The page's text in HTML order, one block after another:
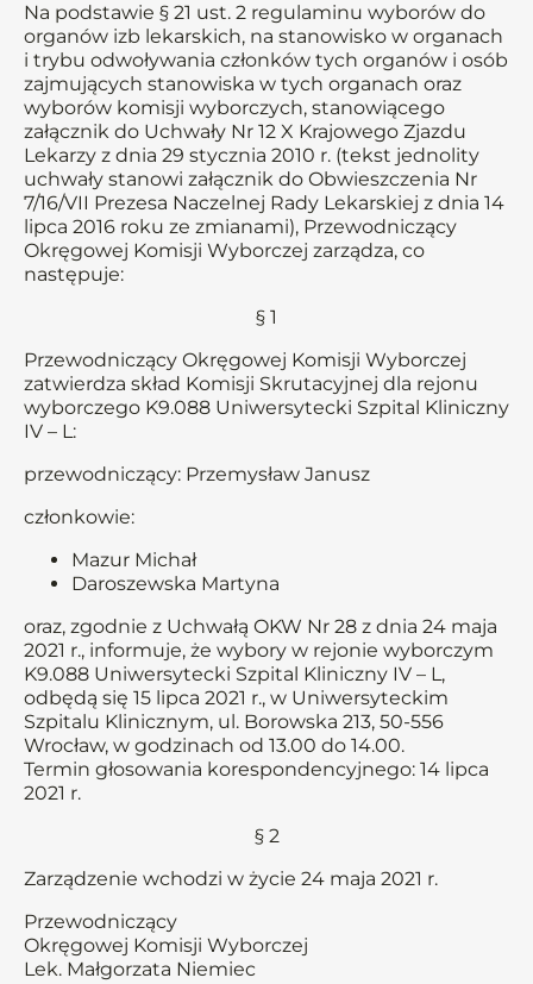
Na podstawie § 21 ust. 2 regulaminu wyborów do
organów izb lekarskich, na stanowisko w organach
i trybu odwoływania członków tych organów i osób
zajmujących stanowiska w tych organach oraz
wyborów komisji wyborczych, stanowiącego
załącznik do Uchwały Nr 12 X Krajowego Zjazdu
Lekarzy z dnia 29 stycznia 2010 r. (tekst jednolity
uchwały stanowi załącznik do Obwieszczenia Nr
7/16/VII Prezesa Naczelnej Rady Lekarskiej z dnia 14
lipca 2016 roku ze zmianami), Przewodniczący
Okręgowej Komisji Wyborczej zarządza, co
następuje:
§ 1
Przewodniczący Okręgowej Komisji Wyborczej
zatwierdza skład Komisji Skrutacyjnej dla rejonu
wyborczego K9.088 Uniwersytecki Szpital Kliniczny
IV – L:
przewodniczący: Przemysław Janusz
członkowie:
Mazur Michał
Daroszewska Martyna
oraz, zgodnie z Uchwałą OKW Nr 28 z dnia 24 maja
2021 r., informuje, że wybory w rejonie wyborczym
K9.088 Uniwersytecki Szpital Kliniczny IV – L,
odbędą się 15 lipca 2021 r., w Uniwersyteckim
Szpitalu Klinicznym, ul. Borowska 213, 50-556
Wrocław, w godzinach od 13.00 do 14.00.
Termin głosowania korespondencyjnego: 14 lipca
2021 r.
§ 2
Zarządzenie wchodzi w życie 24 maja 2021 r.
Przewodniczący
Okręgowej Komisji Wyborczej
Lek. Małgorzata Niemiec